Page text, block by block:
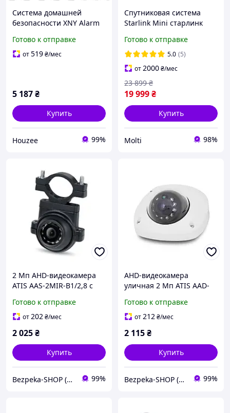
Система домашней
безопасности XNY Alarm
для квартиры и дома с
датчиками движения
Готово к отправке
от519₴/мес
5 187₴
Купить
Houzee 99%
Спутниковая система
Starlink Mini старлинк
месту без аккаунта с
маскировочной пленкой
Готово к отправке
5.0 (5)
от2000₴/мес
19 999₴
23 899 ₴
Купить
Molti 98%
2 Мп AHD-видеокамера
ATIS AAS-2MIR-B1/2,8 с
для системы
видеонаблюдения в
Готово к отправке
от202₴/мес
2 025₴
Купить
Bezpeka-SHOP (Гипермаркет по БЕЗОПАСНОСТИ) 99%
AHD-видеокамера
уличная 2 Мп ATIS AAD-
встроенным микрофоном
для системы
автомобиле
Готово к отправке
от212₴/мес
2 115₴
Купить
Bezpeka-SHOP (Гипермаркет по БЕЗОПАСНОСТИ) 99%